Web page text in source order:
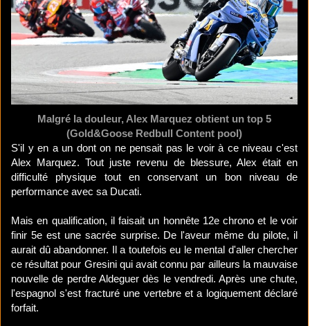
Malgré la douleur, Alex Marquez obtient un top 5
(Gold&Goose Redbull Content pool)
S'il y en a un dont on ne pensait pas le voir à ce niveau c'est
Alex Marquez. Tout juste revenu de blessure, Alex était en
difficulté physique tout en conservant un bon niveau de
performance avec sa Ducati.
Mais en qualification, il faisait un honnête 12e chrono et le voir
finir 5e est une sacrée surprise. De l'aveur même du pilote, il
aurait dû abandonner. Il a toutefois eu le mental d'aller chercher
ce résultat pour Gresini qui avait connu par ailleurs la mauvaise
nouvelle de perdre Aldeguer dès le vendredi. Après une chute,
l'espagnol s'est fracturé une vertebre et a logiquement déclaré
forfait.